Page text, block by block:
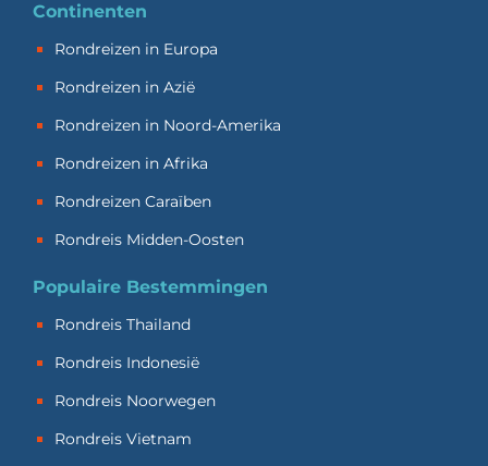
Continenten
Rondreizen in Europa
Rondreizen in Azië
Rondreizen in Noord-Amerika
Rondreizen in Afrika
Rondreizen Caraïben
Rondreis Midden-Oosten
Populaire Bestemmingen
Rondreis Thailand
Rondreis Indonesië
Rondreis Noorwegen
Rondreis Vietnam